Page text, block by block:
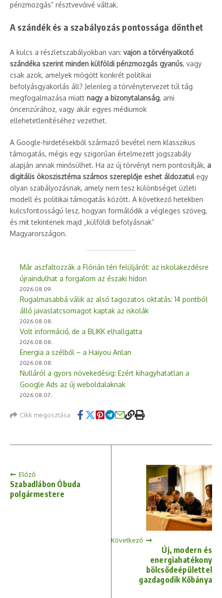
pénzmozgás” résztvevőivé váltak.
A szándék és a szabályozás pontossága dönthet
A kulcs a részletszabályokban van: vajon a törvényalkotó
szándéka szerint minden külföldi pénzmozgás gyanús, vagy
csak azok, amelyek mögött konkrét politikai
befolyásgyakorlás áll? Jelenleg a törvénytervezet túl tág
megfogalmazása miatt nagy a bizonytalanság, ami
öncenzúrához, vagy akár egyes médiumok
ellehetetlenítéséhez vezethet.
A Google-hirdetésekből származó bevétel nem klasszikus
támogatás, mégis egy szigorúan értelmezett jogszabály
alapján annak minősülhet. Ha az új törvényt nem pontosítják, a
digitális ökoszisztéma számos szereplője eshet áldozatulegy
olyan szabályozásnak, amely nem tesz különbséget üzleti
modell és politikai támogatás között. A következő hetekben
kulcsfontosságú lesz, hogyan formálódik a végleges szöveg,
és mit tekintenek majd „külföldi befolyásnak”
Magyarországon.
Már aszfaltozzák a Flórián téri felüljárót: az iskolakezdésre
újraindulhat a forgalom az északi hídon
2026.08.09.
Rugalmasabbá válik az alsó tagozatos oktatás: 14 pontból
álló javaslatcsomagot kaptak az iskolák
2026.08.08.
Volt információ, de a BLIKK elhallgatta
2026.08.08.
Energia a szélből – a Haiyou Anlan
2026.08.08.
Nulláról a gyors növekedésig: Ezért kihagyhatatlan a
Google Ads az új weboldalaknak
2026.08.07.
Cikk megosztása
Előző
Szabadlábon Óbuda
polgármestere
Következő
Új, modern és
energiahatékony
bölcsődeépülettel
gazdagodik Kőbánya